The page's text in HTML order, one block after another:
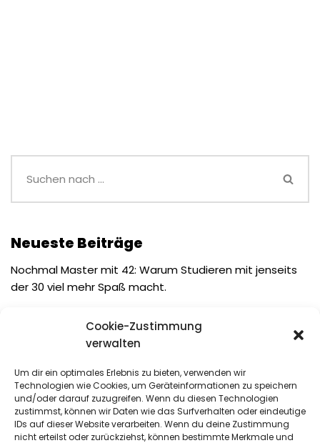
Cookie-Zustimmung
verwalten
Um dir ein optimales Erlebnis zu bieten, verwenden wir
Technologien wie Cookies, um Geräteinformationen zu speichern
und/oder darauf zuzugreifen. Wenn du diesen Technologien
zustimmst, können wir Daten wie das Surfverhalten oder eindeutige
IDs auf dieser Website verarbeiten. Wenn du deine Zustimmung
nicht erteilst oder zurückziehst, können bestimmte Merkmale und
Neueste Beiträge
Nochmal Master mit 42: Warum Studieren mit jenseits
der 30 viel mehr Spaß macht.
Herzlosigkeit die Community kostet
Fast-Food-Müdigkeit da ist
Suchst du noch oder scrollst du schon? Warum Social
SEO Pflicht für Communitys ist
Agentic AI: Wenn die KI vom Werkzeug zum